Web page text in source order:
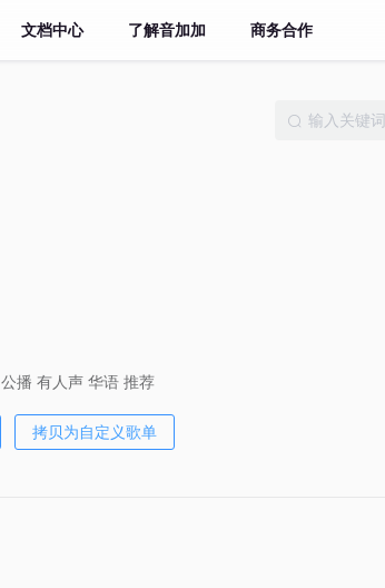
文档中心 了解音加加 商务合作
公播 有人声 华语 推荐
拷贝为自定义歌单